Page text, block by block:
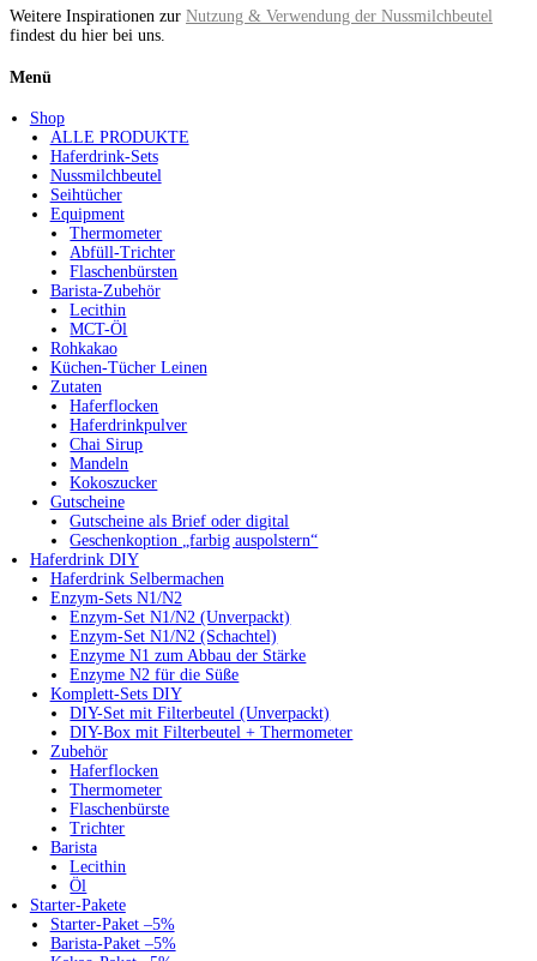
Weitere Inspirationen zur Nutzung & Verwendung der Nussmilchbeutel
findest du hier bei uns.
Menü
Shop
ALLE PRODUKTE
Haferdrink-Sets
Nussmilchbeutel
Seihtücher
Equipment
Thermometer
Abfüll-Trichter
Flaschenbürsten
Barista-Zubehör
Lecithin
MCT-Öl
Rohkakao
Küchen-Tücher Leinen
Zutaten
Haferflocken
Haferdrinkpulver
Chai Sirup
Mandeln
Kokoszucker
Gutscheine
Gutscheine als Brief oder digital
Geschenkoption „farbig auspolstern“
Haferdrink DIY
Haferdrink Selbermachen
Enzym-Sets N1/N2
Enzym-Set N1/N2 (Unverpackt)
Enzym-Set N1/N2 (Schachtel)
Enzyme N1 zum Abbau der Stärke
Enzyme N2 für die Süße
Komplett-Sets DIY
DIY-Set mit Filterbeutel (Unverpackt)
DIY-Box mit Filterbeutel + Thermometer
Zubehör
Haferflocken
Thermometer
Flaschenbürste
Trichter
Barista
Lecithin
Öl
Starter-Pakete
Starter-Paket –5%
Barista-Paket –5%